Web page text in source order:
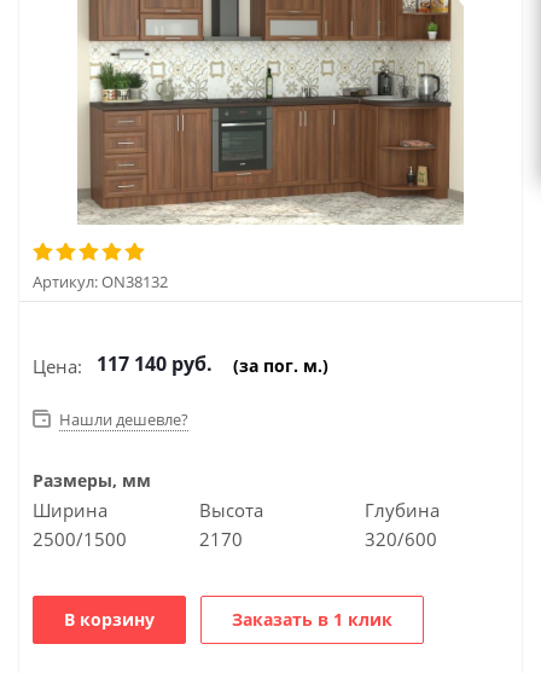
Артикул:ON38132
Цена: 117 140 руб. (за пог. м.)
Нашли дешевле?
Размеры, мм
Ширина
2500/1500
Высота
2170
Глубина
320/600
В корзину Заказать в 1 клик